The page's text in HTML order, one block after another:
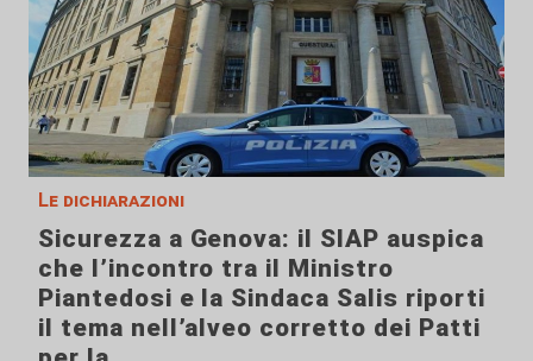
Le dichiarazioni
Sicurezza a Genova: il SIAP auspica
che l’incontro tra il Ministro
Piantedosi e la Sindaca Salis riporti
il tema nell’alveo corretto dei Patti